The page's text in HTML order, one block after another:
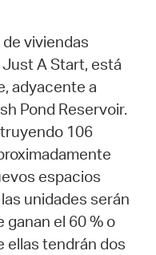
viviendas
A Start, está
adyacente a
Pond Reservoir.
106
espacios
unidades serán
ganan el 60 % o
ellas tendrán dos